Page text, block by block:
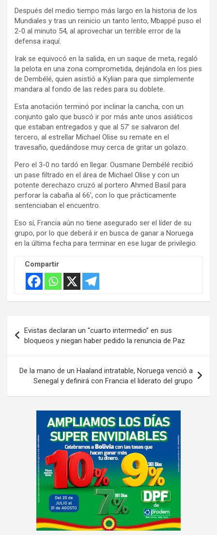
Después del medio tiempo más largo en la historia de los
Mundiales y tras un reinicio un tanto lento, Mbappé puso el
2-0 al minuto 54, al aprovechar un terrible error de la
defensa iraquí.
Irak se equivocó en la salida, en un saque de meta, regaló
la pelota en una zona comprometida, dejándola en los pies
de Dembélé, quien asistió a Kylian para que simplemente
mandara al fondo de las redes para su doblete.
Esta anotación terminó por inclinar la cancha, con un
conjunto galo que buscó ir por más ante unos asiáticos
que estaban entregados y que al 57’ se salvaron del
tercero, al estrellar Michael Olise su remate en el
travesaño, quedándose muy cerca de gritar un golazo.
Pero el 3-0 no tardó en llegar. Ousmane Dembélé recibió
un pase filtrado en el área de Michael Olise y con un
potente derechazo cruzó al portero Ahmed Basil para
perforar la cabaña al 66’, con lo que prácticamente
sentenciaban el encuentro.
Eso sí, Francia aún no tiene asegurado ser el líder de su
grupo, por lo que deberá ir en busca de ganar a Noruega
en la última fecha para terminar en ese lugar de privilegio.
Compartir
de
entradas
Evistas declaran un “cuarto intermedio” en sus
bloqueos y niegan haber pedido la renuncia de Paz
De la mano de un Haaland intratable, Noruega venció a
Senegal y definirá con Francia el liderato del grupo